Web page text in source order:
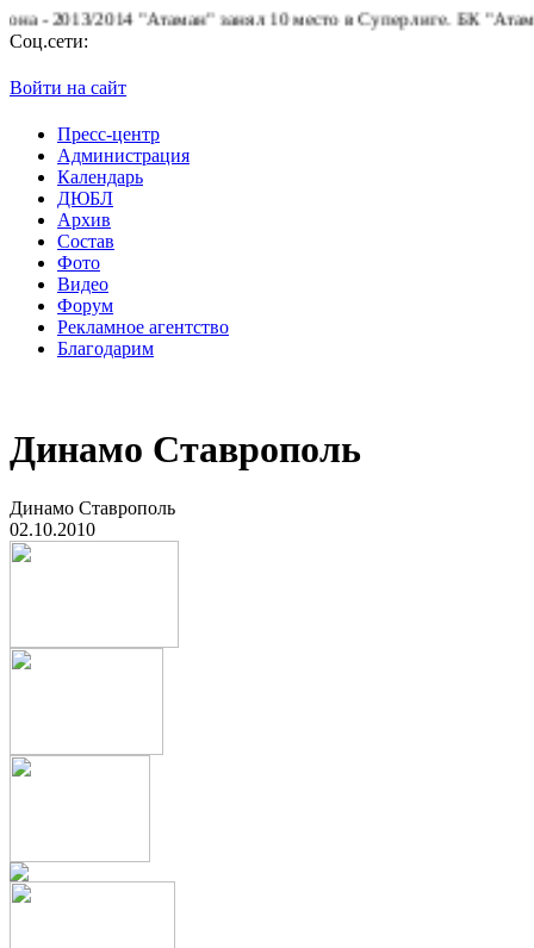
2014 "Атаман" занял 10 место в Суперлиге.БК "Атаман"
Соц.сети:
Войти на сайт
Пресс-центр
Администрация
Календарь
ДЮБЛ
Архив
Состав
Фото
Видео
Форум
Рекламное агентство
Благодарим
Динамо Ставрополь
Динамо Ставрополь
02.10.2010